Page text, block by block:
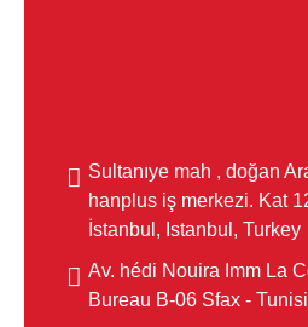
Sultanıye mah , doğan
hanplus iş merkezi. Kat
İstanbul, Istanbul, Turkey
Av. hédi Nouira Imm La
Bureau B-06 Sfax -